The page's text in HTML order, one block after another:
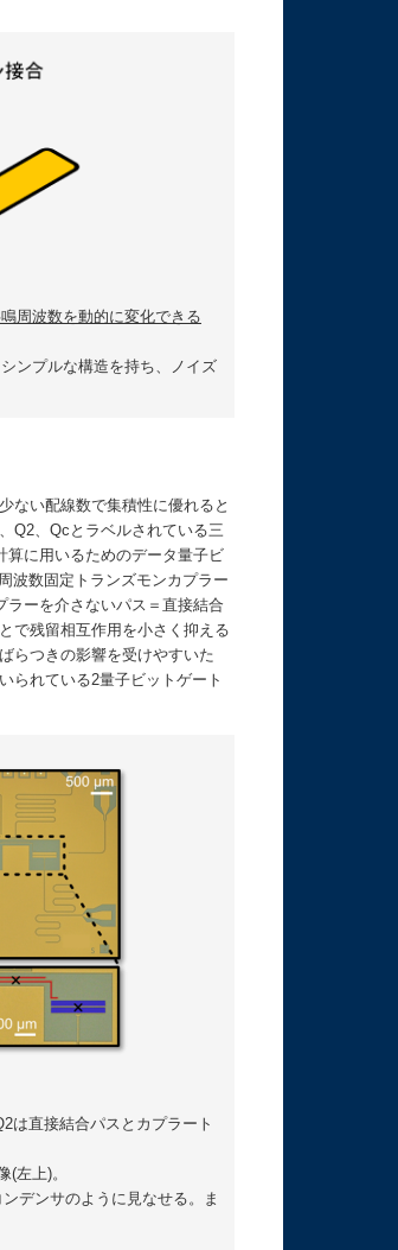
周波数を動的に変化できる
ンプルな構造を持ち、ノイズ
ない配線数で集積性に優れると
Q2、Qcとラベルされている三
算に用いるためのデータ量子ビ
波数固定トランズモンカプラー
ラーを介さないパス＝直接結合
で残留相互作用を小さく抑える
らつきの影響を受けやすいた
られている2量子ビットゲート
は直接結合パスとカプラート
左上)。
デンサのように見なせる。ま